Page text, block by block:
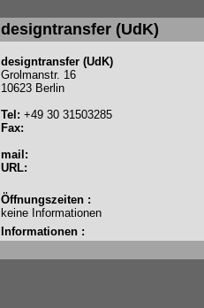
designtransfer (UdK)
designtransfer (UdK)
Grolmanstr. 16
10623 Berlin
Tel: +49 30 31503285
Fax:
mail:
URL:
Öffnungszeiten :
keine Informationen
Informationen :